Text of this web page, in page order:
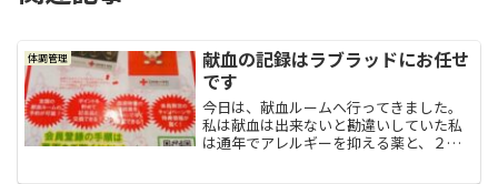
体調管理
献血の記録はラブラッドにお任せ
です
今日は、献血ルームへ行ってきました。
私は献血は出来ないと勘違いしていた私
は通年でアレルギーを抑える薬と、２年